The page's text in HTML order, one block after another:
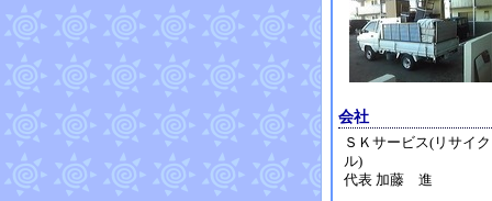
会社
ＳＫサービス(リサイク
ル)
代表 加藤 進